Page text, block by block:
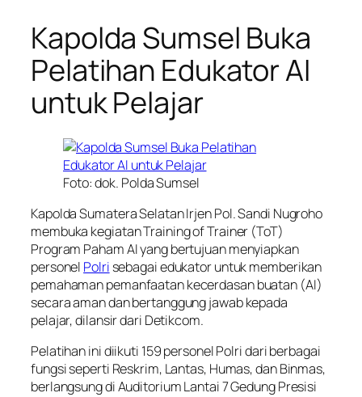
Kapolda Sumsel Buka
Pelatihan Edukator AI
untuk Pelajar
Foto: dok. Polda Sumsel
Kapolda Sumatera Selatan Irjen Pol. Sandi Nugroho
membuka kegiatan Training of Trainer (ToT)
Program Paham AI yang bertujuan menyiapkan
personel Polri sebagai edukator untuk memberikan
pemahaman pemanfaatan kecerdasan buatan (AI)
secara aman dan bertanggung jawab kepada
pelajar, dilansir dari Detikcom.
Pelatihan ini diikuti 159 personel Polri dari berbagai
fungsi seperti Reskrim, Lantas, Humas, dan Binmas,
berlangsung di Auditorium Lantai 7 Gedung Presisi